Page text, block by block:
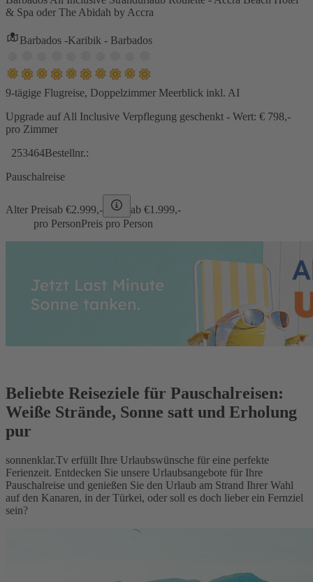
& Spa oder The Abidah by Accra
Barbados -Karibik - Barbados
9-tägige Flugreise, Doppelzimmer Meerblick inkl. AI
Upgrade auf All Inclusive Verpflegung geschenkt - Wert: € 798,-
pro Zimmer
253464Bestellnr.:
Pauschalreise
Alter Preisab €2.999,- ab €1.999,-
pro PersonPreis pro Person
Beliebte Reiseziele für Pauschalreisen:
Weiße Strände, Sonne satt und Erholung
pur
sonnenklar.Tv erfüllt Ihre Urlaubswünsche für eine perfekte
Ferienzeit. Entdecken Sie unsere Urlaubsangebote für Ihre
Pauschalreise und genießen Sie den Urlaub am Strand Ihrer Wahl
auf den Kanaren, in der Türkei, oder soll es doch lieber ein Fernziel
sein?